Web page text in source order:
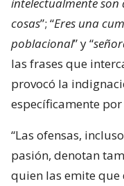
intelectualmente son
cosas”; “Eres una
poblacional” y “
las frases que
provocó la
específicamente
“Las ofensas,
pasión, denotan
quien las emite que